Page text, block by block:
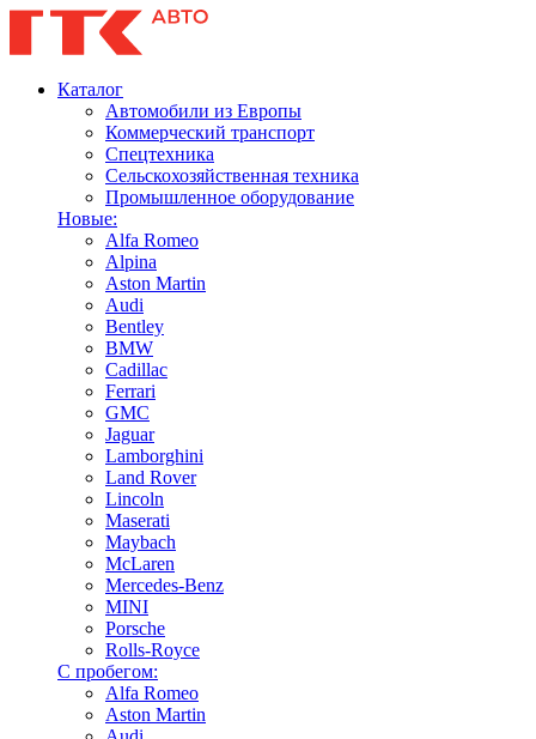
Каталог
Автомобили из Европы
Коммерческий транспорт
Спецтехника
Сельскохозяйственная техника
Промышленное оборудование
Новые:
Alfa Romeo
Alpina
Aston Martin
Audi
Bentley
BMW
Cadillac
Ferrari
GMC
Jaguar
Lamborghini
Land Rover
Lincoln
Maserati
Maybach
McLaren
Mercedes-Benz
MINI
Porsche
Rolls-Royce
С пробегом:
Alfa Romeo
Aston Martin